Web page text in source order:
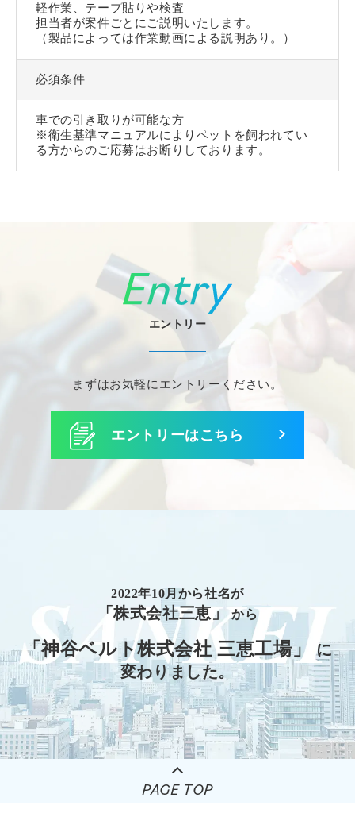
軽作業、テープ貼りや検査
担当者が案件ごとにご説明いたします。
（製品によっては作業動画による説明あり。）
必須条件
車での引き取りが可能な方
※衛生基準マニュアルによりペットを飼われてい
る方からのご応募はお断りしております。
エントリー
まずはお気軽にエントリーください。
エントリーはこちら
2022年10月から社名が
「株式会社三恵」 から
「神谷ベルト株式会社 三恵工場」 に
変わりました。
PAGE TOP